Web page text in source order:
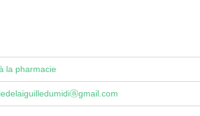
la pharmacie